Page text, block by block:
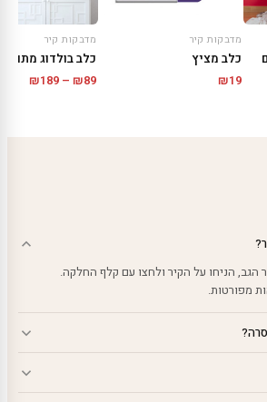
מדבקות קיר
כלב מציץ
₪19
מדבקות קיר
כלב בולדוג מתוק
₪89
–
₪189
הגב, הניחו על הקיר ולחצו עם קלף החלקה.
מפורטות.